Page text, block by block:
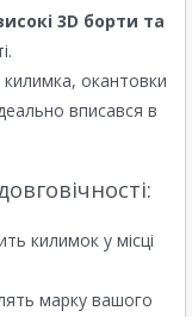
3D борти та
окантовки
вписався в
килимок у місці
марку вашого